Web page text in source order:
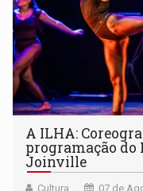
A ILHA:
programação do
Joinville
Cultura 07 de